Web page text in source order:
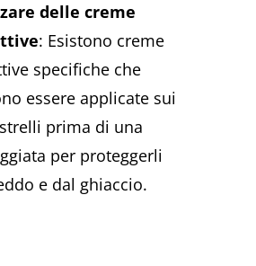
delle creme
: Esistono creme
specifiche che
essere applicate sui
prima di una
per proteggerli
e dal ghiaccio.